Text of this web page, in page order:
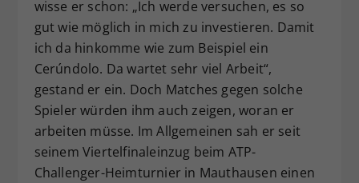
wisse er schon: „Ich werde versuchen, es so
gut wie möglich in mich zu investieren. Damit
ich da hinkomme wie zum Beispiel ein
Cerúndolo. Da wartet sehr viel Arbeit“,
gestand er ein. Doch Matches gegen solche
Spieler würden ihm auch zeigen, woran er
arbeiten müsse. Im Allgemeinen sah er seit
seinem Viertelfinaleinzug beim ATP-
Challenger-Heimturnier in Mauthausen einen